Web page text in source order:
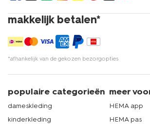
makkelijk betalen*
*afhankelijk van de gekozen bezorgopties
populaire categorieën
dameskleding
kinderkleding
meer
HEMA app
HEMA pas